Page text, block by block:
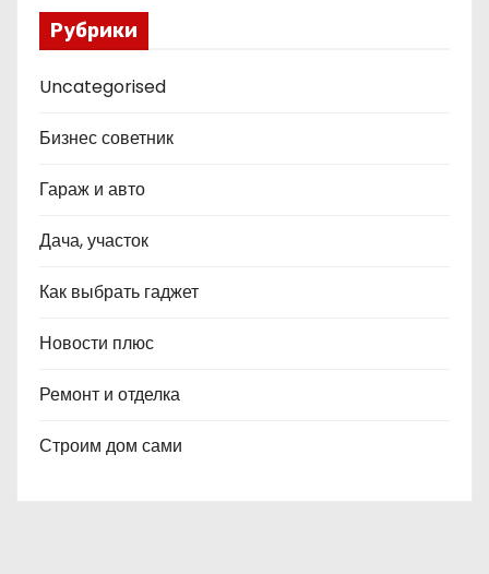
Рубрики
Uncategorised
Бизнес советник
Гараж и авто
Дача, участок
Как выбрать гаджет
Новости плюс
Ремонт и отделка
Строим дом сами